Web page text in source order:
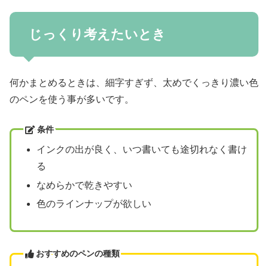
じっくり考えたいとき
何かまとめるときは、細字すぎず、太めでくっきり濃い色
のペンを使う事が多いです。
条件
インクの出が良く、いつ書いても途切れなく書け
る
なめらかで乾きやすい
色のラインナップが欲しい
おすすめのペンの種類